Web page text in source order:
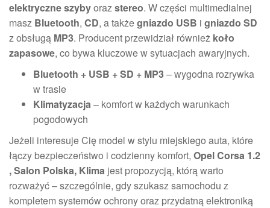
elektryczne szybyorazstereo. W części multimedialnej
masz Bluetooth, CD, a takżegniazdo USB i gniazdo SD
z obsługą MP3. Producent przewidział również koło
zapasowe, co bywa kluczowe w sytuacjach awaryjnych.
Bluetooth + USB + SD + MP3– wygodna rozrywka
w trasie
Klimatyzacja– komfort w każdych warunkach
pogodowych
Jeżeli interesuje Cię model w stylu miejskiego auta, które
łączy bezpieczeństwo i codzienny komfort, Opel Corsa 1.2
, Salon Polska, Klima jest propozycją, którą warto
rozważyć – szczególnie, gdy szukasz samochodu z
kompletem systemów ochrony oraz przydatną elektroniką